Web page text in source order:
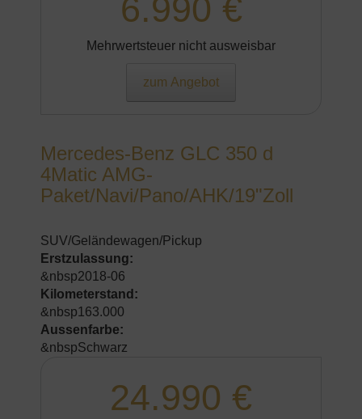
6.990 €
Mehrwertsteuer nicht ausweisbar
zum Angebot
Mercedes-Benz GLC 350 d
4Matic AMG-
Paket/Navi/Pano/AHK/19"Zoll
SUV/Geländewagen/Pickup
Erstzulassung:
&nbsp2018-06
Kilometerstand:
&nbsp163.000
Aussenfarbe:
&nbspSchwarz
24.990 €